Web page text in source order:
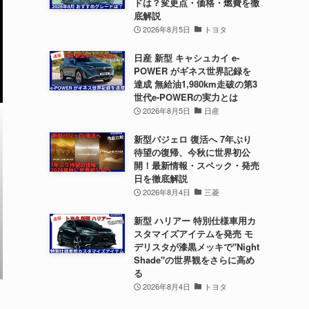
底解説
2026年8月5日 トヨタ
日産 新型 キャシュカイ e-
POWER がギネス世界記録を
達成 無給油1,980km走破の第3
世代e-POWERの実力とは
2026年8月5日 日産
新型パジェロ 復活へ 7年ぶり
待望の復帰、今秋に世界初公
開！最新情報・スペック・発売
日を徹底解説
2026年8月4日 三菱
新型 ハリアー 特別仕様車用カ
スタマイズアイテムを発売 モ
デリスタが漆黒メッキで"Night
Shade"の世界観をさらに高め
る
2026年8月4日 トヨタ